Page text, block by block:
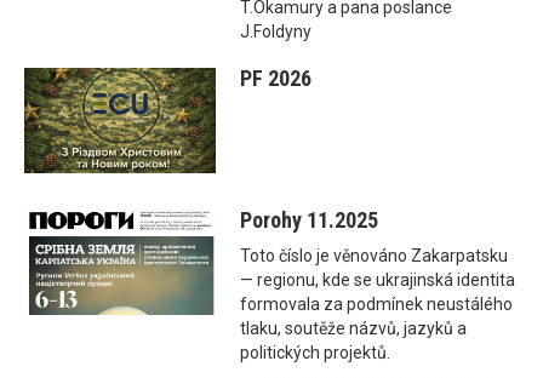
T.Okamury a pana poslance
J.Foldyny
PF 2026
Porohy 11.2025
Toto číslo je věnováno Zakarpatsku
— regionu, kde se ukrajinská identita
formovala za podmínek neustálého
tlaku, soutěže názvů, jazyků a
politických projektů.